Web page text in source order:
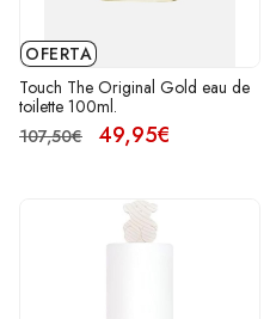
OFERTA
Touch The Original Gold eau de
toilette 100ml.
107,50€
49,95€